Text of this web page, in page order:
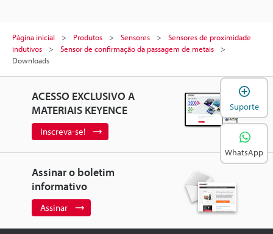
Página inicial Produtos Sensores
Sensores de proximidade
indutivos
Sensor de confirmação da passagem de metais
Downloads
ACESSO EXCLUSIVO A
MATERIAIS KEYENCE
Inscreva-se!
Assinar o boletim
informativo
Assinar
Suporte
WhatsApp